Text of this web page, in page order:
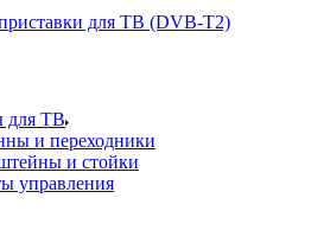
для ТВ (DVB-T2)
для ТВ
и переходники
и стойки
управления